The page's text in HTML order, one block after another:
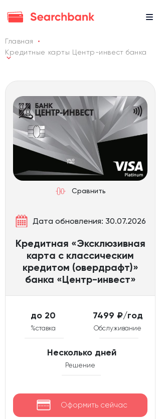
Главная
Кредитные карты Центр-инвест банка
Сравнить
Дата обновления: 30.07.2026
Кредитная «Эксклюзивная
карта с классическим
кредитом (овердрафт)»
банка «Центр-инвест»
до 20
%ставка
7499 ₽/год
Обслуживание
Несколько дней
Решение
Оформить сейчас